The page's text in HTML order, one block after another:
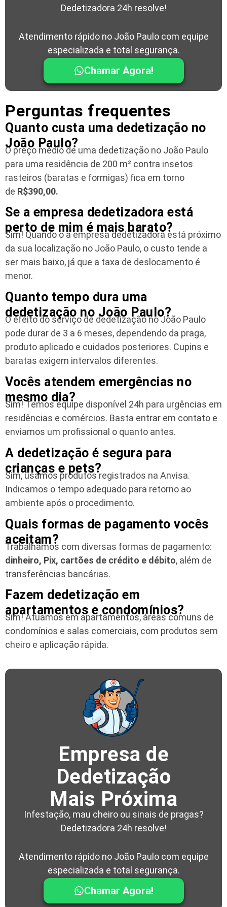
Dedetizadora 24h resolve!
Atendimento rápido no João Paulo com equipe
especializada e total segurança.
Chamar Agora!
Perguntas frequentes
Quanto custa uma dedetização no
João Paulo?
O preço médio de uma dedetização no João Paulo
para uma residência de 200 m² contra insetos
rasteiros (baratas e formigas) fica em torno
de R$390,00.
Se a empresa dedetizadora está
perto de mim é mais barato?
Sim! Quando o a empresa dedetizadora está próximo
da sua localização no João Paulo, o custo tende a
ser mais baixo, já que a taxa de deslocamento é
menor.
Quanto tempo dura uma
dedetização no João Paulo?
O efeito do serviço de dedetização no João Paulo
pode durar de 3 a 6 meses, dependendo da praga,
produto aplicado e cuidados posteriores. Cupins e
baratas exigem intervalos diferentes.
Vocês atendem emergências no
mesmo dia?
Sim! Temos equipe disponível 24h para urgências em
residências e comércios. Basta entrar em contato e
enviamos um profissional o quanto antes.
A dedetização é segura para
crianças e pets?
Sim, usamos produtos registrados na Anvisa.
Indicamos o tempo adequado para retorno ao
ambiente após o procedimento.
Quais formas de pagamento vocês
aceitam?
Trabalhamos com diversas formas de pagamento:
dinheiro, Pix, cartões de crédito e débito, além de
transferências bancárias.
Fazem dedetização em
apartamentos e condomínios?
Sim! Atuamos em apartamentos, áreas comuns de
condomínios e salas comerciais, com produtos sem
cheiro e aplicação rápida.
Empresa de
Dedetização
Mais Próxima
Infestação, mau cheiro ou sinais de pragas?
Dedetizadora 24h resolve!
Atendimento rápido no João Paulo com equipe
especializada e total segurança.
Chamar Agora!